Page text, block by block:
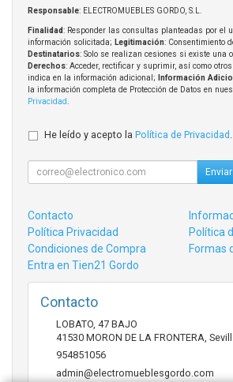
Responsable: ELECTROMUEBLES GORDO, S.L.
Finalidad: Responder las consultas planteadas por el
información solicitada; Legitimación: Consentimiento
Destinatarios: Solo se realizan cesiones si existe una
Derechos: Acceder, rectificar y suprimir, así como
indica en la información adicional;
Información
la información completa de Protección de Datos en
Privacidad
He leído y acepto la Política de Privacidad
Enviar
Contacto
Política Privacidad
Política
Condiciones de Compra
Formas
Entra en Tien21 Gordo
Contacto
LOBATO, 47 BAJO
41530 MORON DE LA FRONTERA
954851056
admin@electromueblesgordo.com